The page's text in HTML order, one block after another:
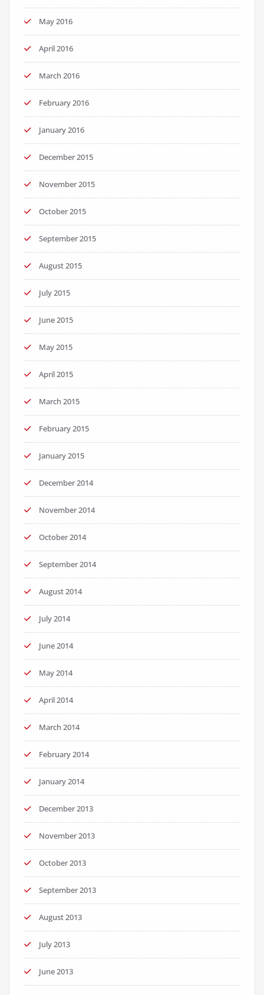
May 2016
April 2016
March 2016
February 2016
January 2016
December 2015
November 2015
October 2015
September 2015
August 2015
July 2015
June 2015
May 2015
April 2015
March 2015
February 2015
January 2015
December 2014
November 2014
October 2014
September 2014
August 2014
July 2014
June 2014
May 2014
April 2014
March 2014
February 2014
January 2014
December 2013
November 2013
October 2013
September 2013
August 2013
July 2013
June 2013